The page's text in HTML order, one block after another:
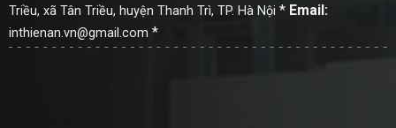
Triều, xã Tân Triều, huyện Thanh Trì, TP. Hà Nội * Email:
inthienan.vn@gmail.com *